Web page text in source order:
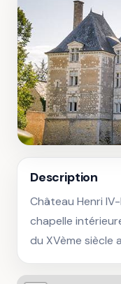
Description
Château Henri
chapelle
du XVème siècle